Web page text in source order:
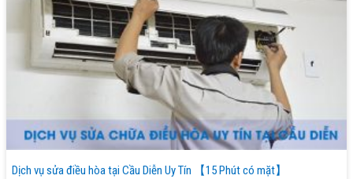
Dịch vụ sửa điều hòa tại Cầu Diễn Uy Tín 【15 Phút có mặt】